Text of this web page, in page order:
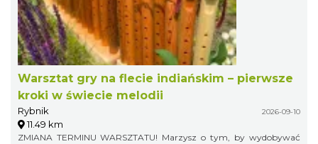
Warsztat gry na flecie indiańskim – pierwsze
kroki w świecie melodii
Rybnik 2026-09-10
11.49 km
ZMIANA TERMINU WARSZTATU! Marzysz o tym, by wydobywać